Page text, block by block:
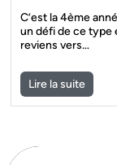
C’est la 4ème
un défi de ce type
reviens vers…
Lire la suite